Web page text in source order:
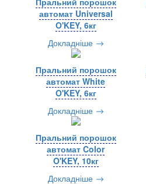
автомат Universal
O'KEY, 6кг
Докладніше
Пральний порошок
автомат White
O'KEY, 6кг
Докладніше
Пральний порошок
автомат Color
O'KEY, 10кг
Докладніше